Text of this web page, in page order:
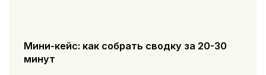
Мини-кейс: как собрать сводку за 20-30
минут